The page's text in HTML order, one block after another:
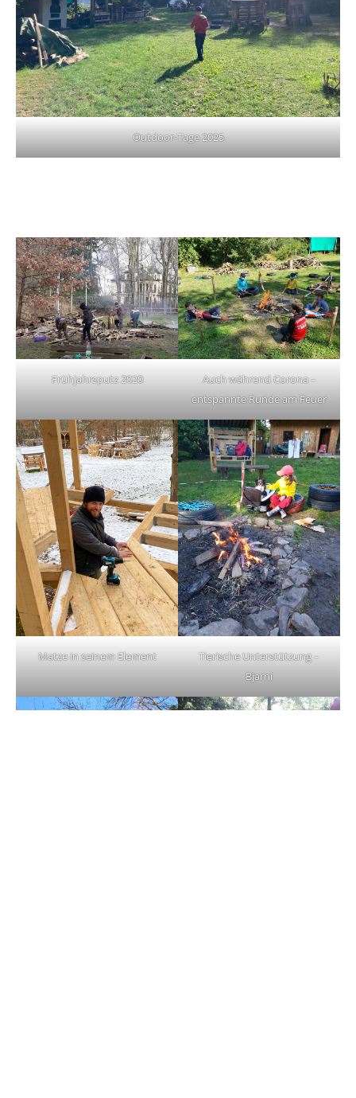
Outdoor-Tage 2025
Frühjahrsputz 2020
Auch während Corona –
entspannte Runde am Feuer
Matze in seinem Element
Tierische Unterstützung –
Bjarni